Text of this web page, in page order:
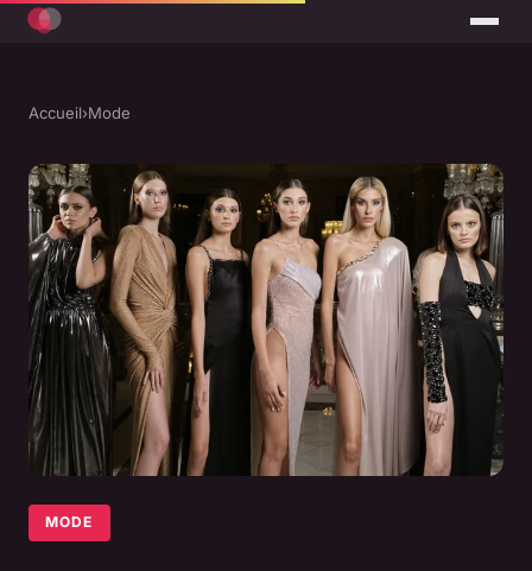
Accueil›Mode
MODE